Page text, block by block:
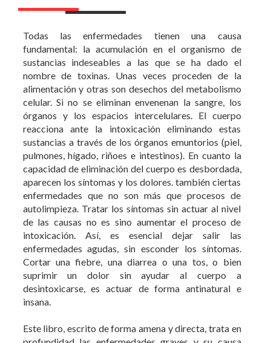
Todas las enfermedades tienen una causa
fundamental: la acumulación en el organismo de
sustancias indeseables a las que se ha dado el
nombre de toxinas. Unas veces proceden de la
alimentación y otras son desechos del metabolismo
celular. Si no se eliminan envenenan la sangre, los
órganos y los espacios intercelulares. El cuerpo
reacciona ante la intoxicación eliminando estas
sustancias a través de los órganos emuntorios (piel,
pulmones, hígado, riñoes e intestinos). En cuanto la
capacidad de eliminación del cuerpo es desbordada,
aparecen los síntomas y los dolores. también ciertas
enfermedades que no son más que procesos de
autolimpieza. Tratar los síntomas sin actuar al nivel
de las causas no es sino aumentar el proceso de
intoxicación. Así, es esencial dejar salir las
enfermedades agudas, sin esconder los síntomas.
Cortar una fiebre, una diarrea o una tos, o bien
suprimir un dolor sin ayudar al cuerpo a
desintoxicarse, es actuar de forma antinatural e
insana.
Este libro, escrito de forma amena y directa, trata en